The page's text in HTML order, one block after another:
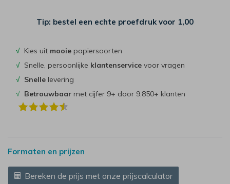
Tip: bestel een echte proefdruk voor 1,00
√ Kies uit mooie papiersoorten
√ Snelle, persoonlijke klantenservice voor vragen
√ Snelle levering
√ Betrouwbaar met cijfer 9+ door 9.850+ klanten
Formaten en prijzen
Bereken de prijs met onze prijscalculator